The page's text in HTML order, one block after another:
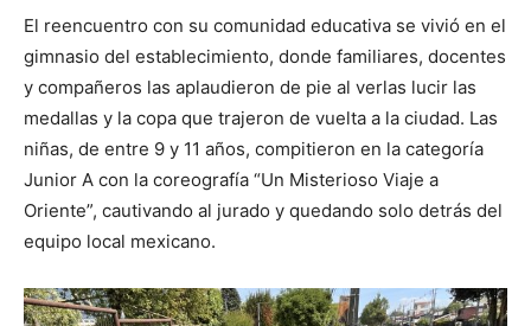
El reencuentro con su comunidad educativa se vivió en el
gimnasio del establecimiento, donde familiares, docentes
y compañeros las aplaudieron de pie al verlas lucir las
medallas y la copa que trajeron de vuelta a la ciudad. Las
niñas, de entre 9 y 11 años, compitieron en la categoría
Junior A con la coreografía “Un Misterioso Viaje a
Oriente”, cautivando al jurado y quedando solo detrás del
equipo local mexicano.